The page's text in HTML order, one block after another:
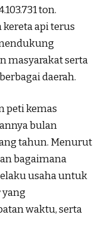
ton.
api terus
masyarakat serta
daerah.
peti kemas
bulan
tahun. Menurut
bagaimana
usaha untuk
waktu, serta